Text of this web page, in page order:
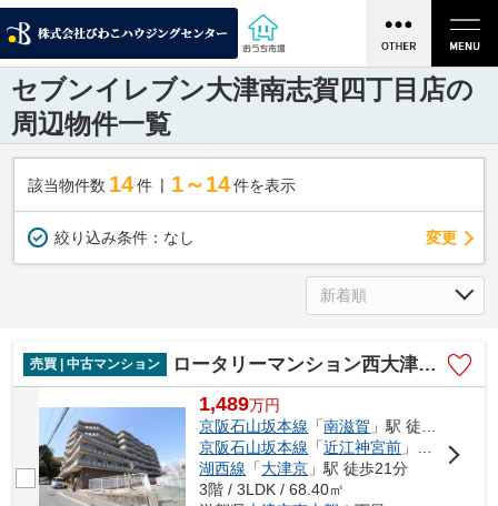
セブンイレブン大津南志賀四丁目店の
周辺物件一覧
該当物件数 14件 1～14 件を表示
絞り込み条件： なし 変更
売買 | 中古マンション ロータリーマンション西大津ラクス・ヒルズ
1,489万円
京阪石山坂本線 「南滋賀 」駅 徒歩8分
京阪石山坂本線 「近江神宮前 」駅 徒歩14分
湖西線 「大津京 」駅 徒歩21分
3階 / 3LDK / 68.40㎡